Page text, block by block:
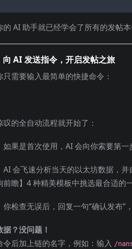
AI 助手就已经学会了所有的发帖本
向 AI 发送指令，开启发帖之旅
需要输入最简单的快捷命令：
的全自动流程就开始了：
如果是首次使用，AI 会向你索要第一
AI 会飞速分析当天的以太坊数据，
前瞻】4 种精美模板中挑选最合适的
你检查无误后，回复一句“确认发布”
？没问题！
后加上链的名字，例如：输入 /